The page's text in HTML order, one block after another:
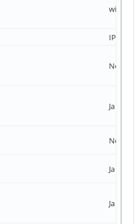
IP65 /
Nein
Ja
Nein
Ja AC
Ja 230